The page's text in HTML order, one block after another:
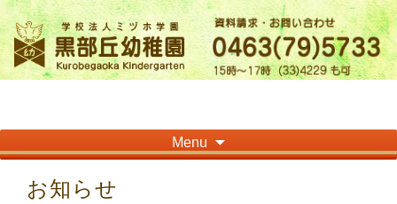
神奈川県平塚市の「学校法人ミヅホ学園黒部丘幼稚園」です！高麗山が見える閑静
な住宅街にある静かな環境で幼児教育を行っています
Menu
to
content
お知らせ